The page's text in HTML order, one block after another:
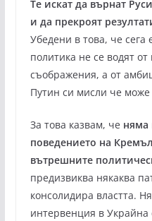
Те искат да върнат
и да прекроят
Убедени в това, че
политика не се водят
съображения, а от
Путин си мисли че
За това казвам, че няма
поведението на
вътрешните
предизвиква някаква
консолидира властта.
интервенция в Украйна